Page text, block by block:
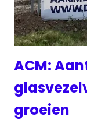
ACM:
groeien